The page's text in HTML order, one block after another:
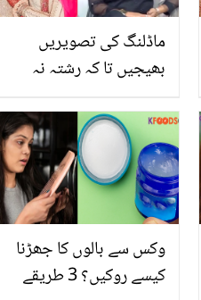
ماڈلنگ کی تصویریں
بھیجیں تا کہ رشتہ نہ
کیوں نہیں کرنا چاہتی
تھیں؟ پہلی بار کافی کچھ
بتا دیا
وکس سے بالوں کا جھڑنا
کیسے روکیں؟ 3 طریقے